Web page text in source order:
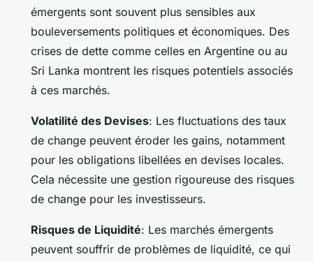
émergents sont souvent plus sensibles aux
bouleversements politiques et économiques. Des
crises de dette comme celles en Argentine ou au
Sri Lanka montrent les risques potentiels associés
à ces marchés.
Volatilité des Devises: Les fluctuations des taux
de change peuvent éroder les gains, notamment
pour les obligations libellées en devises locales.
Cela nécessite une gestion rigoureuse des risques
de change pour les investisseurs.
Risques de Liquidité: Les marchés émergents
peuvent souffrir de problèmes de liquidité, ce qui